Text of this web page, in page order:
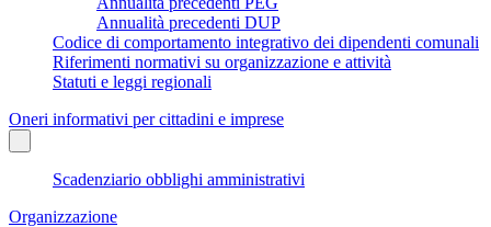
Annualità precedenti DUP
Codice di comportamento integrativo dei dipendenti comunali
Riferimenti normativi su organizzazione e attività
Statuti e leggi regionali
Oneri informativi per cittadini e imprese
Scadenziario obblighi amministrativi
Organizzazione